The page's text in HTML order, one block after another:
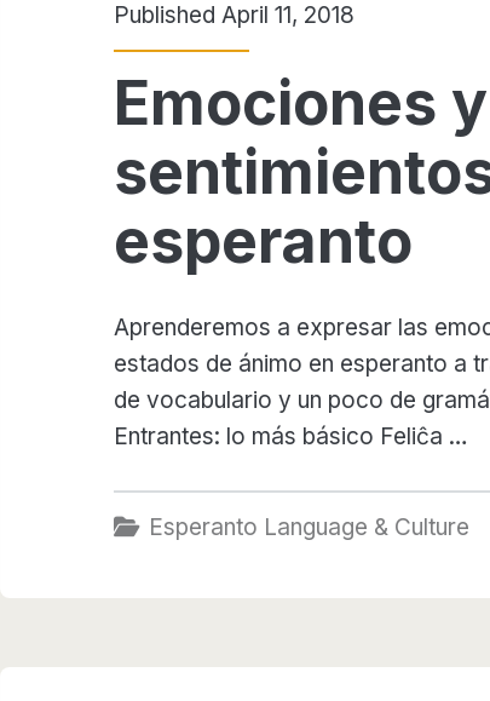
Published April 11, 2018
Emociones y
esperanto
Aprenderemos a expresar las
estados de ánimo en esperanto a
de vocabulario y un poco de
Entrantes: lo más básico Feliĉa …
Esperanto Language & Culture